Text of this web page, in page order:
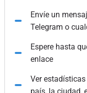
Envíe un
Telegram o
Espere hasta
enlace
Ver